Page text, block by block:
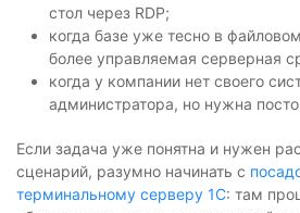
стол через RDP;
когда базе уже тесно в
более управляемая серверная
когда у компании нет своего
администратора, но нужна
Если задача уже понятна и нужен
сценарий, разумно начинать с
терминальному серверу 1С: там